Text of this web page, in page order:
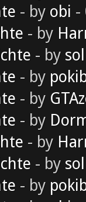
- by obi -
- by
- by
- by
- by
- by
- by
- by
- by